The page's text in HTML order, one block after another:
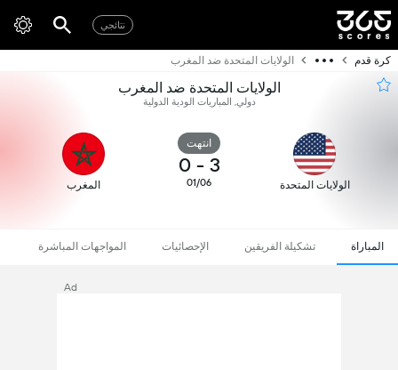
نتائجي
كرة قدم الولايات المتحدة ضد المغرب
الولايات المتحدة ضد المغرب
دولي, المباريات الودية الدولية
الولايات المتحدة
انتهت
3
-
0
01/06 المغرب
المباراة تشكيلة الفريقين الإحصائيات المواجهات المباشرة
Ad